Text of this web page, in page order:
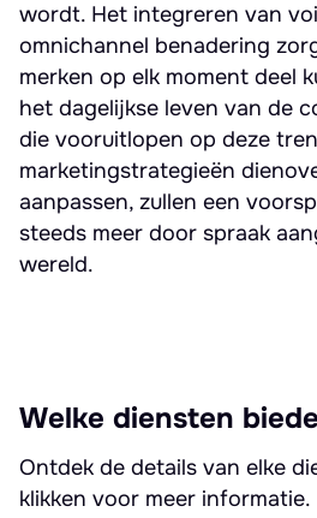
wordt. Het integreren van
omnichannel benadering
merken op elk moment deel
het dagelijkse leven van de
die vooruitlopen op deze
marketingstrategieën
aanpassen, zullen een
steeds meer door spraak
wereld.
Welke diensten
Ontdek de details van elke
klikken voor meer informatie.